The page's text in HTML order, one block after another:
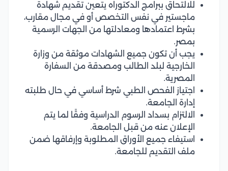
للالتحاق ببرامج الدكتوراه يتعين تقديم شهادة
ماجستير في نفس التخصص أو في مجال مقارب،
بشرط اعتمادها ومعادلتها من الجهات الرسمية
بمصر.
يجب أن تكون جميع الشهادات موثقة من وزارة
الخارجية لبلد الطالب ومصدقة من السفارة
المصرية.
اجتياز الفحص الطبي شرط أساسي في حال طلبته
إدارة الجامعة.
الالتزام بسداد الرسوم الدراسية وفقًا لما يتم
الإعلان عنه من قبل الجامعة.
استيفاء جميع الأوراق المطلوبة وإرفاقها ضمن
ملف التقديم للجامعة.